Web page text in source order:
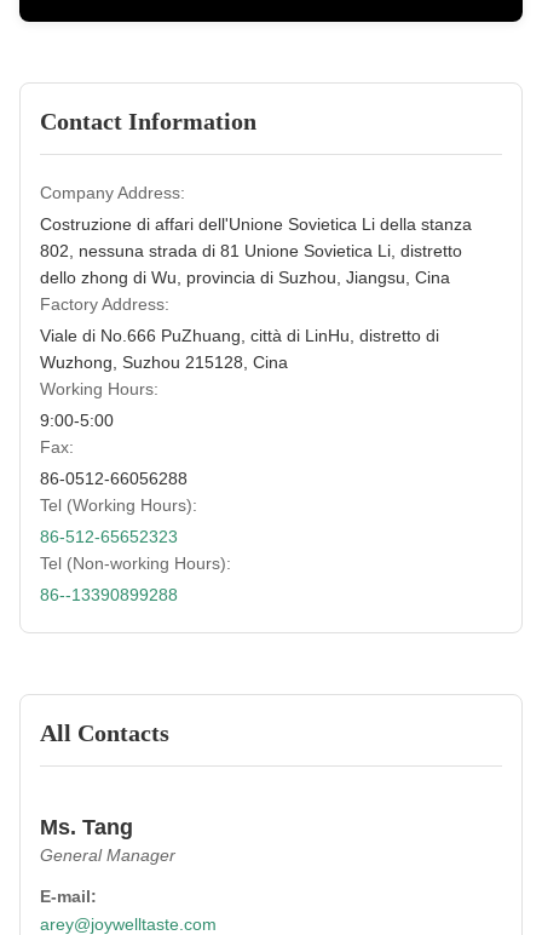
Contact Information
Company Address:
Costruzione di affari dell'Unione Sovietica Li della stanza
802, nessuna strada di 81 Unione Sovietica Li, distretto
dello zhong di Wu, provincia di Suzhou, Jiangsu, Cina
Factory Address:
Viale di No.666 PuZhuang, città di LinHu, distretto di
Wuzhong, Suzhou 215128, Cina
Working Hours:
9:00-5:00
Fax:
86-0512-66056288
Tel (Working Hours):
86-512-65652323
Tel (Non-working Hours):
86--13390899288
All Contacts
Ms. Tang
General Manager
E-mail:
arey@joywelltaste.com